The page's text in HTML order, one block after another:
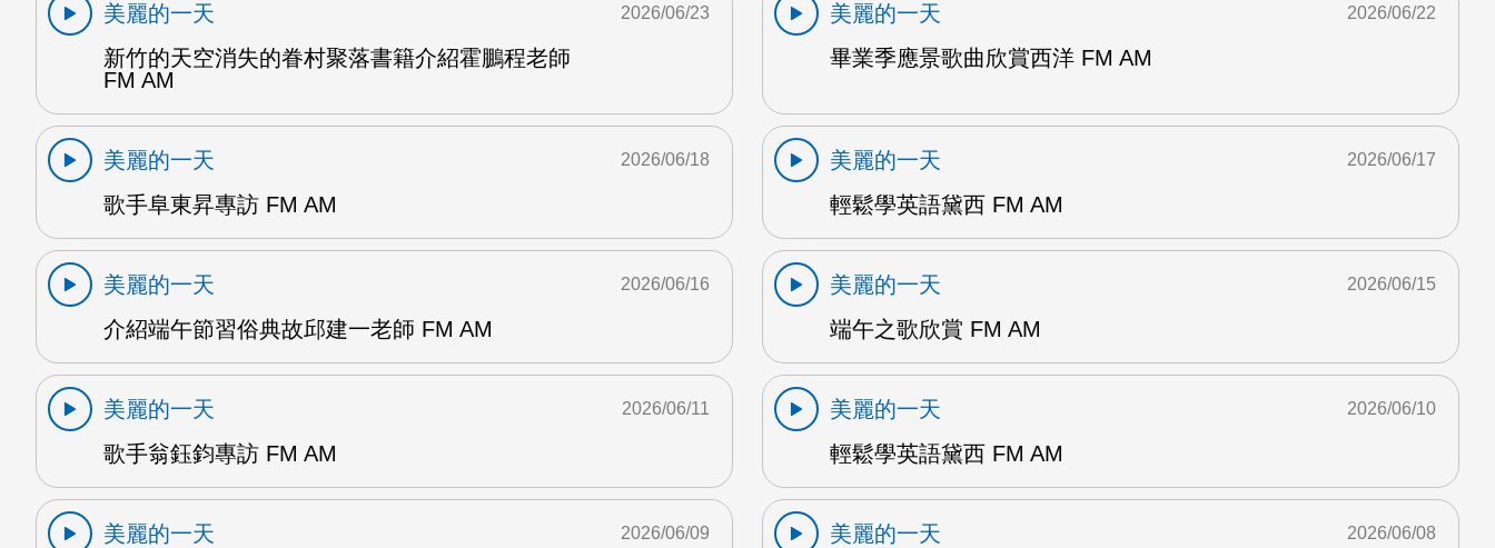
美麗的一天
新竹的天空消失的眷村聚落書籍介紹霍鵬程老師
FM AM
2026/06/23
美麗的一天
畢業季應景歌曲欣賞西洋 FM AM
2026/06/22
美麗的一天
歌手阜東昇專訪 FM AM
2026/06/18
美麗的一天
輕鬆學英語黛西 FM AM
2026/06/17
美麗的一天
介紹端午節習俗典故邱建一老師 FM AM
2026/06/16
美麗的一天
端午之歌欣賞 FM AM
2026/06/15
美麗的一天
歌手翁鈺鈞專訪 FM AM
2026/06/11
美麗的一天
輕鬆學英語黛西 FM AM
2026/06/10
美麗的一天
2026/06/09
美麗的一天
2026/06/08